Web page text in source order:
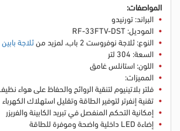
المواصفات:
البراند: تورنيدو
الموديل: RF-33FTV-DST
النوع: ثلاجة نوفروست 2 باب
، لمزيد منثلاجة بابين
السعة: 304 لتر
اللون: استانلس غامق
المميزات:
فلتر بلاتينيوم لتنقية الروائح والحفاظ على هواء
تقنية إنفرتر لتوفير الطاقة وتقليل استهلاك الكهرباء
إمكانية التحكم المنفصل في تبريد الكابينة والفريزر
إضاءة LED داخلية واضحة وموفرة للطاقة